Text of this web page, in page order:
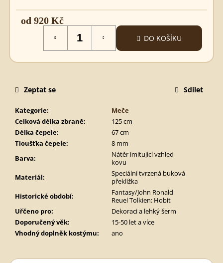
od 920 Kč
DO KOŠÍKU
Kategorie:
Meče
Celková délka zbraně:
125 cm
Délka čepele:
67 cm
Tloušťka čepele:
8 mm
Barva:
Nátěr imitující vzhled
kovu
Materiál:
Speciální tvrzená buková
překližka
Historické období:
Fantasy/John Ronald
Reuel Tolkien: Hobit
Uřčeno pro:
Dekoraci a lehký šerm
Doporučený věk:
15-50 let a více
Vhodný doplněk kostýmu: ano
Zeptat se Sdílet